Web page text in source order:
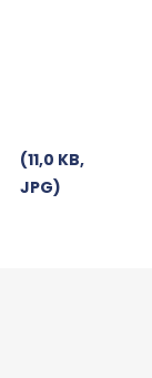
(11,0 KB,
JPG)